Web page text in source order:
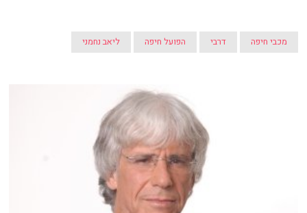
מכבי חיפה דרבי הפועל חיפה ליאב נחמני